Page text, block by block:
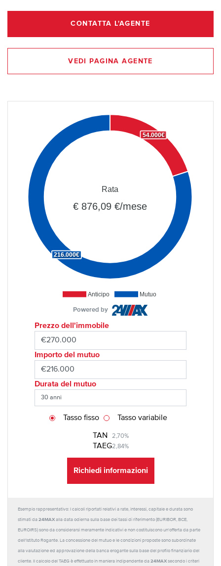
CONTATTA L'AGENTE
VEDI PAGINA AGENTE
Anticipo Mutuo
54.000€
216.000€
Rata
€ 876,09 €/mese
Powered by
Prezzo dell'immobile
Importo del mutuo
Durata del mutuo
TAN 2,70%
TAEG2,84%
Tasso fisso Tasso variabile
Richiedi informazioni
Esempio rappresentativo: I calcoli riportati relativi a rate, interessi, capitale e durata sono
stimati da 24MAX alla data odierna sulla base dei tassi di riferimento (EURIBOR, BCE,
EUROIRS) sono da considerarsi meramente indicativi e non costituiscono un'offerta da parte
dell'Istituto Rogante. La concessione del mutuo e le condizioni proposte sono subordinate
alla valutazione ed approvazione della banca erogante sulla base del profilo finanziario del
cliente. Il calcolo del TAEG è effettuato in maniera indipendente da 24MAX secondo i criteri